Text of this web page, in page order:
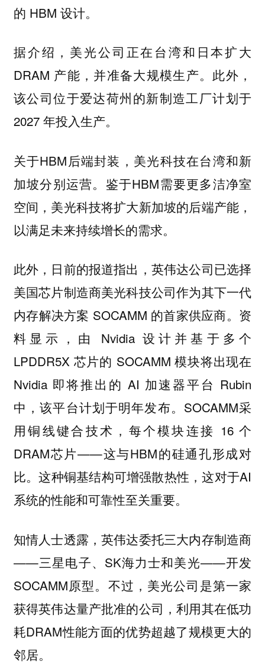
的 HBM 设计。
据介绍，美光公司正在台湾和日本扩大
DRAM 产能，并准备大规模生产。此外，
该公司位于爱达荷州的新制造工厂计划于
2027 年投入生产。
关于HBM后端封装，美光科技在台湾和新
加坡分别运营。鉴于HBM需要更多洁净室
空间，美光科技将扩大新加坡的后端产能，
以满足未来持续增长的需求。
此外，日前的报道指出，英伟达公司已选择
美国芯片制造商美光科技公司作为其下一代
内存解决方案 SOCAMM 的首家供应商。资
料显示，由 Nvidia 设计并基于多个
LPDDR5X 芯片的 SOCAMM 模块将出现在
Nvidia 即将推出的 AI 加速器平台 Rubin
中，该平台计划于明年发布。SOCAMM采
用铜线键合技术，每个模块连接 16 个
DRAM芯片——这与HBM的硅通孔形成对
比。这种铜基结构可增强散热性，这对于AI
系统的性能和可靠性至关重要。
知情人士透露，英伟达委托三大内存制造商
——三星电子、SK海力士和美光——开发
SOCAMM原型。不过，美光公司是第一家
获得英伟达量产批准的公司，利用其在低功
耗DRAM性能方面的优势超越了规模更大的
邻居。